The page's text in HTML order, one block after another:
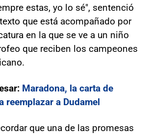
estas, yo lo sé", sentenció
que está acompañado por
en la que se ve a un niño
que reciben los campeones
Maradona, la carta de
reemplazar a Dudamel
que una de las promesas